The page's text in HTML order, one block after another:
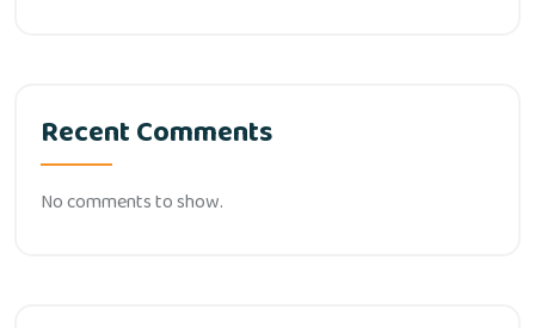
Recent Comments
No comments to show.